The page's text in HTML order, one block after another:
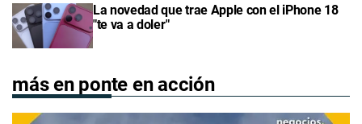
La novedad que trae Apple con el iPhone 18
"te va a doler"
más en ponte en acción